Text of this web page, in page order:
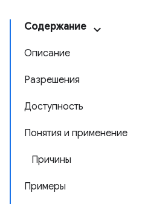
Содержание
Описание
Разрешения
Доступность
Понятия и применение
Причины
Примеры